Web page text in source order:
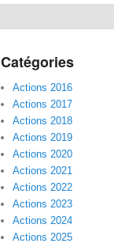
Catégories
Actions 2016
Actions 2017
Actions 2018
Actions 2019
Actions 2020
Actions 2021
Actions 2022
Actions 2023
Actions 2024
Actions 2025